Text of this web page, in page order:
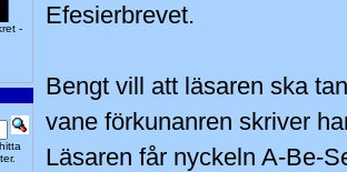
-
Efesierbrevet.
Bengt vill att läsaren ska
vane förkunanren skriver
Läsaren får nyckeln A-Be-